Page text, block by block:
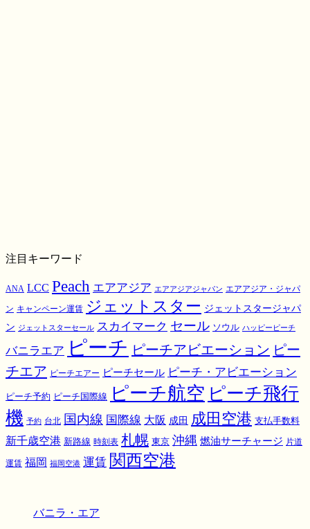
注目キーワード
ANA LCC Peach エアアジア エアアジアジャパン エアアジア・ジャパ
ン キャンペーン運賃 ジェットスター ジェットスタージャパ
ン ジェットスターセール スカイマーク セール ソウル ハッピーピーチ
バニラエア ピーチ ピーチアビエーション ピー
チエア ピーチエアー ピーチセール ピーチ・アビエーション
ピーチ予約 ピーチ国際線 ピーチ航空 ピーチ飛行
機 予約 台北 国内線 国際線 大阪 成田 成田空港 支払手数料
新千歳空港 新路線 時刻表 札幌 東京 沖縄 燃油サーチャージ 片道
運賃 福岡 福岡空港 運賃 関西空港
バニラ・エア